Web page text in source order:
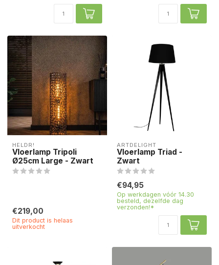
HELDR!
Vloerlamp Tripoli
Ø25cm Large - Zwart
€219,00
Dit product is helaas
uitverkocht
ARTDELIGHT
Vloerlamp Triad -
Zwart
€94,95
Op werkdagen vóór 14.30
besteld, dezelfde dag
verzonden!*